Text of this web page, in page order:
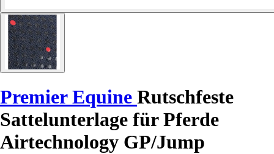
Premier Equine Rutschfeste
Sattelunterlage für Pferde
Airtechnology GP/Jump